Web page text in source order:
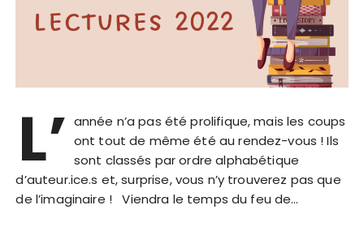
L’ année n’a pas été prolifique, mais les coups
ont tout de même été au rendez-vous ! Ils
sont classés par ordre alphabétique
d’auteur.ice.s et, surprise, vous n’y trouverez pas que
de l’imaginaire ! Viendra le temps du feu de…